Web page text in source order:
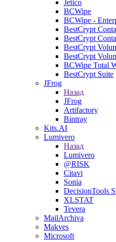
Jetico
BCWipe
BCWipe -
BestCrypt
BestCrypt
BestCrypt
BestCrypt
BCWipe Total
BestCrypt Suite
JFrog
Назад
JFrog
Artifactory
Bintray
Kits.AI
Lumivero
Назад
Lumivero
@RISK
Citavi
Sonia
DecisionTools
XLSTAT
Tevera
MailArchiva
Makves
Microsoft